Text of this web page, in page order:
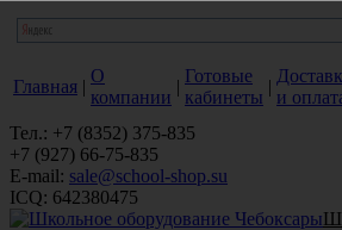
Главная |
О
компании
|
Готовые
кабинеты
|
и
Тел.: +7 (8352) 375-835
+7 (927) 66-75-835
E-mail: sale@school-shop.su
ICQ: 642380475